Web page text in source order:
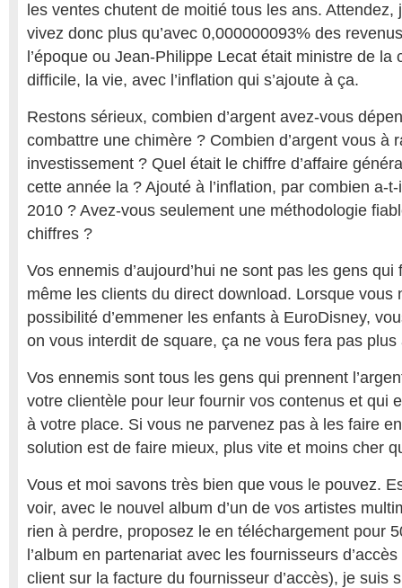
les ventes chutent de moitié tous les ans. Attendez,
vivez donc plus qu’avec 0,000000093% des
l’époque ou Jean-Philippe Lecat était ministre de la
difficile, la vie, avec l’inflation qui s’ajoute à ça.
Restons sérieux, combien d’argent avez-vous
combattre une chimère ? Combien d’argent vous à
investissement ? Quel était le chiffre d’affaire
cette année la ? Ajouté à l’inflation, par combien a-
2010 ? Avez-vous seulement une méthodologie
chiffres ?
Vos ennemis d’aujourd’hui ne sont pas les gens
même les clients du direct download. Lorsque vous
possibilité d’emmener les enfants à EuroDisney,
on vous interdit de square, ça ne vous fera pas
Vos ennemis sont tous les gens qui prennent
votre clientèle pour leur fournir vos contenus et qui
à votre place. Si vous ne parvenez pas à les faire
solution est de faire mieux, plus vite et moins cher
Vous et moi savons très bien que vous le pouvez.
voir, avec le nouvel album d’un de vos artistes
rien à perdre, proposez le en téléchargement pour
l’album en partenariat avec les fournisseurs
client sur la facture du fournisseur d’accès), je suis